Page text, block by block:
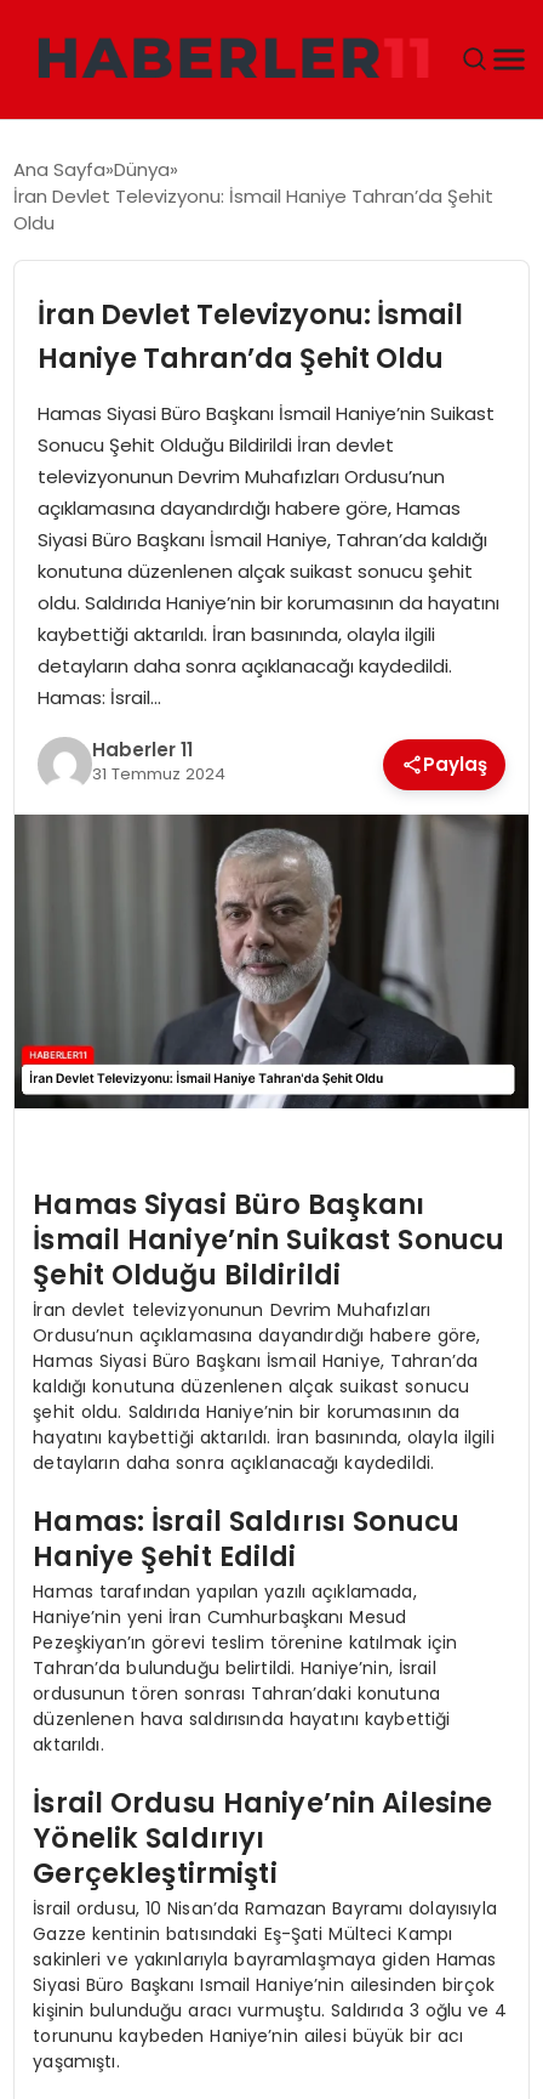
DÜNYA
TEKNOLOJI
EĞITIM
MAGAZIN
SPOR
YAŞAM
Ana Sayfa Dünya
İran Devlet Televizyonu: İsmail Haniye Tahran’da Şehit
Oldu
İran Devlet Televizyonu: İsmail
Haniye Tahran’da Şehit Oldu
Hamas Siyasi Büro Başkanı İsmail Haniye’nin Suikast
Sonucu Şehit Olduğu Bildirildi İran devlet
televizyonunun Devrim Muhafızları Ordusu’nun
açıklamasına dayandırdığı habere göre, Hamas
Siyasi Büro Başkanı İsmail Haniye, Tahran’da kaldığı
konutuna düzenlenen alçak suikast sonucu şehit
oldu. Saldırıda Haniye’nin bir korumasının da hayatını
kaybettiği aktarıldı. İran basınında, olayla ilgili
detayların daha sonra açıklanacağı kaydedildi.
Hamas: İsrail…
Haberler 11
31 Temmuz 2024 Paylaş
Hamas Siyasi Büro Başkanı
İsmail Haniye’nin Suikast Sonucu
Şehit Olduğu Bildirildi
İran devlet televizyonunun Devrim Muhafızları
Ordusu’nun açıklamasına dayandırdığı habere göre,
Hamas Siyasi Büro Başkanı İsmail Haniye, Tahran’da
kaldığı konutuna düzenlenen alçak suikast sonucu
şehit oldu. Saldırıda Haniye’nin bir korumasının da
hayatını kaybettiği aktarıldı. İran basınında, olayla ilgili
detayların daha sonra açıklanacağı kaydedildi.
Hamas: İsrail Saldırısı Sonucu
Haniye Şehit Edildi
Hamas tarafından yapılan yazılı açıklamada,
Haniye’nin yeni İran Cumhurbaşkanı Mesud
Pezeşkiyan’ın görevi teslim törenine katılmak için
Tahran’da bulunduğu belirtildi. Haniye’nin, İsrail
ordusunun tören sonrası Tahran’daki konutuna
düzenlenen hava saldırısında hayatını kaybettiği
aktarıldı.
İsrail Ordusu Haniye’nin Ailesine
Yönelik Saldırıyı
Gerçekleştirmişti
İsrail ordusu, 10 Nisan’da Ramazan Bayramı dolayısıyla
Gazze kentinin batısındaki Eş-Şati Mülteci Kampı
sakinleri ve yakınlarıyla bayramlaşmaya giden Hamas
Siyasi Büro Başkanı Ismail Haniye’nin ailesinden birçok
kişinin bulunduğu aracı vurmuştu. Saldırıda 3 oğlu ve 4
torununu kaybeden Haniye’nin ailesi büyük bir acı
yaşamıştı.